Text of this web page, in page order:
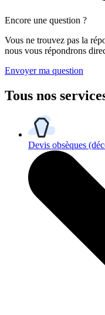
Encore une question ?
Vous ne trouvez pas la
nous vous répondrons
Envoyer ma question
Tous nos
Devis obsèques